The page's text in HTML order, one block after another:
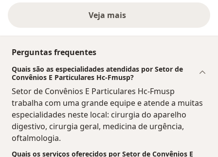
Veja mais
Perguntas frequentes
Quais são as especialidades atendidas por Setor de
Convênios E Particulares Hc-Fmusp?
Setor de Convênios E Particulares Hc-Fmusp
trabalha com uma grande equipe e atende a muitas
especialidades neste local: cirurgia do aparelho
digestivo, cirurgia geral, medicina de urgência,
oftalmologia.
Quais os serviços oferecidos por Setor de Convênios E